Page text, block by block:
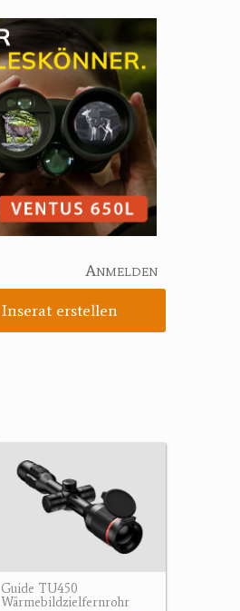
Anmelden
Inserat erstellen
Guide TU450
Wärmebildzielfernrohr